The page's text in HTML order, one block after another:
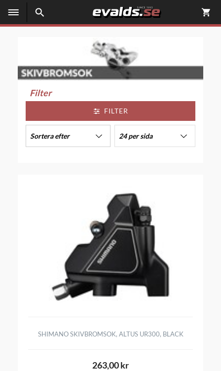
Filter
FILTER
Sortera efter 24 per sida
SHIMANO SKIVBROMSOK, ALTUS UR300, BLACK
263,00 kr